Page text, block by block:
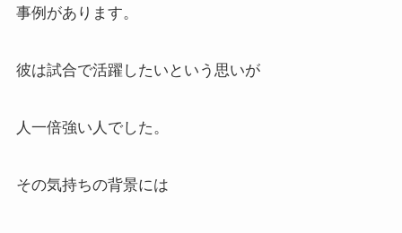
事例があります。
彼は試合で活躍したいという思いが
人一倍強い人でした。
その気持ちの背景には